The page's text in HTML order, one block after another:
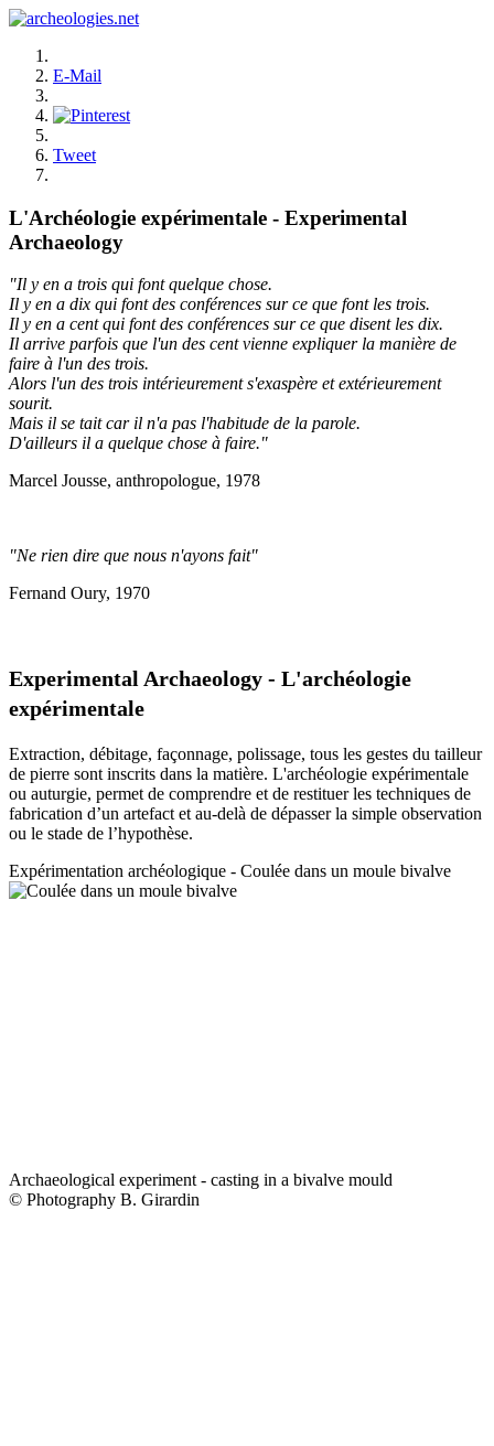
E-Mail
Tweet
L'Archéologie expérimentale - Experimental
Archaeology
"Il y en a trois qui font quelque chose.
Il y en a dix qui font des conférences sur ce que font les trois.
Il y en a cent qui font des conférences sur ce que disent les dix.
Il arrive parfois que l'un des cent vienne expliquer la manière de
faire à l'un des trois.
Alors l'un des trois intérieurement s'exaspère et extérieurement
sourit.
Mais il se tait car il n'a pas l'habitude de la parole.
D'ailleurs il a quelque chose à faire."
Marcel Jousse, anthropologue, 1978
"Ne rien dire que nous n'ayons fait"
Fernand Oury, 1970
Experimental Archaeology - L'archéologie
expérimentale
Extraction, débitage, façonnage, polissage, tous les gestes du tailleur
de pierre sont inscrits dans la matière. L'archéologie expérimentale
ou auturgie, permet de comprendre et de restituer les techniques de
fabrication d’un artefact et au-delà de dépasser la simple observation
ou le stade de l’hypothèse.
Expérimentation archéologique - Coulée dans un moule bivalve
Archaeological experiment - casting in a bivalve mould
© Photography B. Girardin